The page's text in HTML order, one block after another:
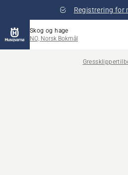
Registrering for
Skog og hage
NO, Norsk Bokmål